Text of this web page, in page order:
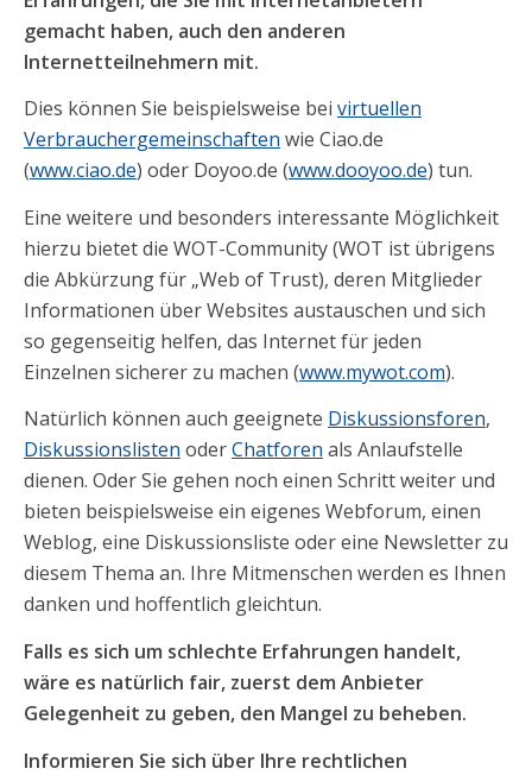
gemacht haben, auch den anderen
Internetteilnehmern mit.
Dies können Sie beispielsweise bei virtuellen
Verbrauchergemeinschaften wie Ciao.de
(www.ciao.de) oder Doyoo.de (www.dooyoo.de) tun.
Eine weitere und besonders interessante Möglichkeit
hierzu bietet die WOT-Community (WOT ist übrigens
die Abkürzung für „Web of Trust), deren Mitglieder
Informationen über Websites austauschen und sich
so gegenseitig helfen, das Internet für jeden
Einzelnen sicherer zu machen (www.mywot.com).
Natürlich können auch geeignete Diskussionsforen,
Diskussionslisten oderChatforen als Anlaufstelle
dienen. Oder Sie gehen noch einen Schritt weiter und
bieten beispielsweise ein eigenes Webforum, einen
Weblog, eine Diskussionsliste oder eine Newsletter zu
diesem Thema an. Ihre Mitmenschen werden es Ihnen
danken und hoffentlich gleichtun.
Falls es sich um schlechte Erfahrungen handelt,
wäre es natürlich fair, zuerst dem Anbieter
Gelegenheit zu geben, den Mangel zu beheben.
Informieren Sie sich über Ihre rechtlichen